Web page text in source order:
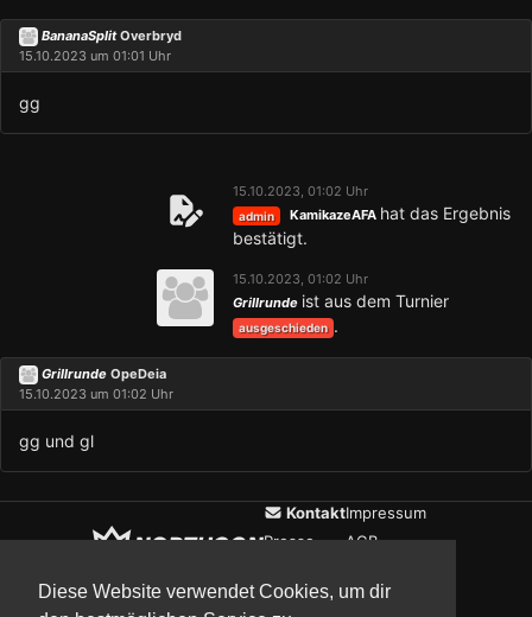
Diese Website verwendet Cookies, um dir
BananaSplitOverbryd
15.10.2023 um 01:01 Uhr
gg
15.10.2023, 01:02 Uhr
admin KamikazeAFA hat das Ergebnis
bestätigt.
15.10.2023, 01:02 Uhr
Grillrunde ist aus dem Turnier
ausgeschieden .
Grillrunde OpeDeia
15.10.2023 um 01:02 Uhr
gg und gl
Kontakt
Presse
Impressum
AGB